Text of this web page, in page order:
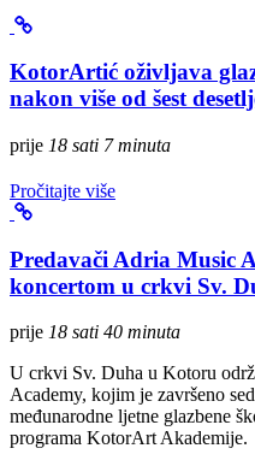
KotorArtić oživljava
nakon više od šest
prije 18 sati 7 minuta
Pročitajte više
Predavači Adria Music
koncertom u crkvi Sv.
prije 18 sati 40 minuta
U crkvi Sv. Duha u Kotoru
Academy, kojim je završeno
međunarodne ljetne glazbene
programa KotorArt Akademije.